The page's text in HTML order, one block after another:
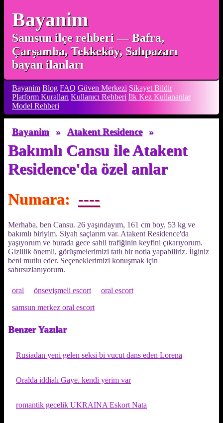
Bayanim
Samsun ilçe rehberi — Bafra,
Çarşamba, Tekkeköy, Salıpazarı
bayan ilanları
Bayanim Blog FAQ Güven Merkezi Şikayet Bildir
Platform Kuralları Kullanıcı Rehberi İlk Kez Kullananlar
Model Rehberi
Bayanim » Atakent Residence »
Bakımlı Cansu ile Atakent
Residence'da özel anlar
Numara: ----
Merhaba, ben Cansu. 26 yaşındayım, 161 cm boy, 53 kg ve
bakımlı biriyim. Siyah saçlarım var. Atakent Residence'da
yaşıyorum ve burada gece sahil trafiğinin keyfini çıkarıyorum.
Gizlilik önemli, görüşmelerimizi tatlı bir notla yapabiliriz. İlginiz
beni mutlu eder. Seçeneklerimizi konuşmak için
sabırsızlanıyorum.
oral önsevişmeli escort
oral escort
samsun merkez oral escort
Benzer Yazılar
Rusiadan yeni gelen seksi bi vucut dans eden Lorena
Oralda iddialı Gaye. kendi yerim var
romantik gecelik UKRAINA Eskort Nata